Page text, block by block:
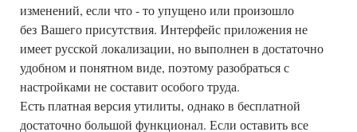
изменений, если что - то упущено или произошло
без Вашего присутствия. Интерфейс приложения не
имеет русской локализации, но выполнен в достаточно
удобном и понятном виде, поэтому разобраться с
настройками не составит особого труда.
Есть платная версия утилиты, однако в бесплатной
достаточно большой функционал. Если оставить все